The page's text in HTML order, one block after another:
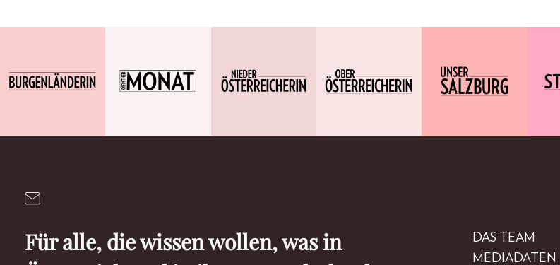
Für alle, die wissen wollen, was in
DAS TEAM
MEDIADATEN